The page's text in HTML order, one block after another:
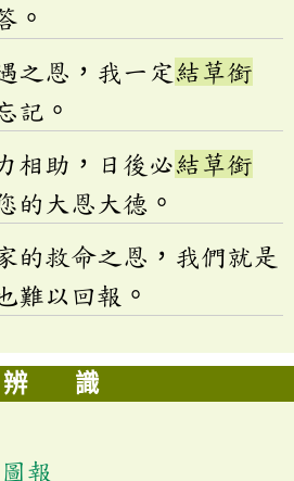
。
之恩，我一定結草銜
記。
相助，日後必結草銜
的大恩大德。
的救命之恩，我們就是
難以回報。
辨 識
報